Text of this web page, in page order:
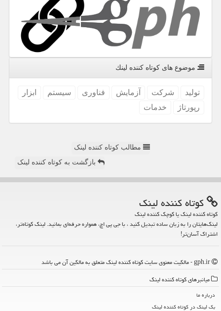
موضوع های كوتاه كننده لینك
تولید شركت آزمایش فناوری سیستم
ابزار
رپورتاژ
خدمات
مطالب کوتاه کننده لینک
بازگشت به کوتاه کننده لینک
كوتاه كننده لینك
کوتاه کننده لینک یا کوچک کننده لینک
لینک‌هایتان را به زبان ساده تبدیل کنید ، با جی پی اچ، همواره حرفه‌ای بمانید. لینک کوتاه‌تر،
اشتراک آسان‌تر!
میانبرهای كوتاه كننده لینك
درباره ما
بک لینک در كوتاه كننده لینك